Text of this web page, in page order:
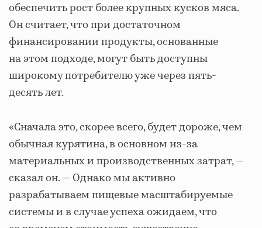
обеспечить рост более крупных кусков мяса.
Он считает, что при достаточном
финансировании продукты, основанные
на этом подходе, могут быть доступны
широкому потребителю уже через пять-
десять лет.
«Сначала это, скорее всего, будет дороже, чем
обычная курятина, в основном из-за
материальных и производственных затрат, —
сказал он. — Однако мы активно
разрабатываем пищевые масштабируемые
системы и в случае успеха ожидаем, что